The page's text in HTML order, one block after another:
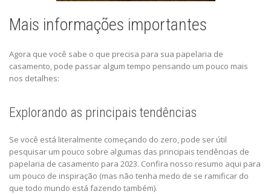
Mais informações importantes
Agora que você sabe o que precisa para sua papelaria de
casamento, pode passar algum tempo pensando um pouco mais
nos detalhes:
Explorando as principais tendências
Se você está literalmente começando do zero, pode ser útil
pesquisar um pouco sobre algumas das principais tendências de
papelaria de casamento para 2023. Confira nosso resumo aqui para
um pouco de inspiração (mas não tenha medo de se ramificar do
que todo mundo está fazendo também).